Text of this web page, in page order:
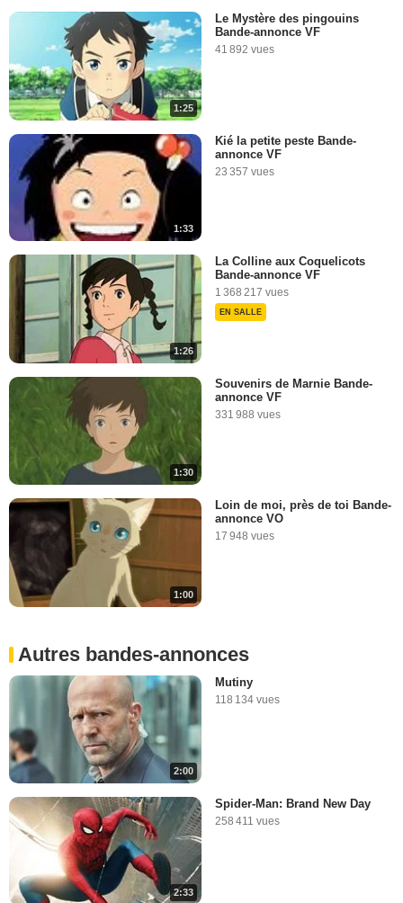
1:25
Le Mystère des pingouins
Bande-annonce VF
41 892 vues
1:33
Kié la petite peste Bande-
annonce VF
23 357 vues
1:26
La Colline aux Coquelicots
Bande-annonce VF
1 368 217 vues
EN SALLE
1:30
Souvenirs de Marnie Bande-
annonce VF
331 988 vues
1:00
Loin de moi, près de toi Bande-
annonce VO
17 948 vues
Autres bandes-annonces
2:00
Mutiny
118 134 vues
2:33
Spider-Man: Brand New Day
258 411 vues